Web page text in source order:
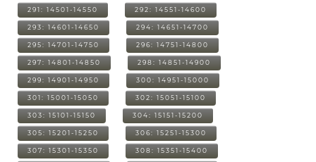
291: 14501-14550 292: 14551-14600
293: 14601-14650 294: 14651-14700
295: 14701-14750 296: 14751-14800
297: 14801-14850 298: 14851-14900
299: 14901-14950 300: 14951-15000
301: 15001-15050 302: 15051-15100
303: 15101-15150 304: 15151-15200
305: 15201-15250 306: 15251-15300
307: 15301-15350 308: 15351-15400